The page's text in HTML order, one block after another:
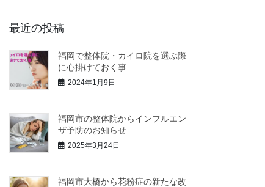
最近の投稿
福岡で整体院・カイロ院を選ぶ際
に心掛けておく事
2024年1月9日
福岡市の整体院からインフルエン
ザ予防のお知らせ
2025年3月24日
福岡市大橋から花粉症の新たな改